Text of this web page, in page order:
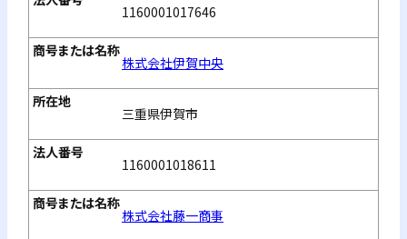
1160001017646
株式会社伊賀中央
三重県伊賀市
1160001018611
株式会社藤一商事